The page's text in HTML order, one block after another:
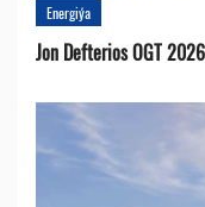
Energiýa
Jon Defterios OGT